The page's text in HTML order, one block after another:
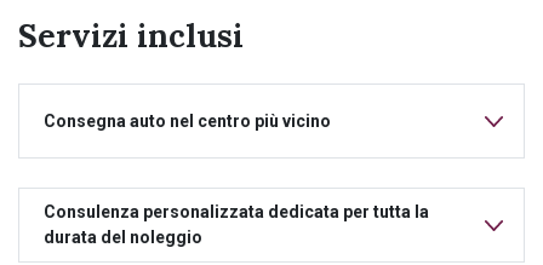
Servizi inclusi
Consegna auto nel centro più vicino
Consulenza personalizzata dedicata per tutta la
durata del noleggio